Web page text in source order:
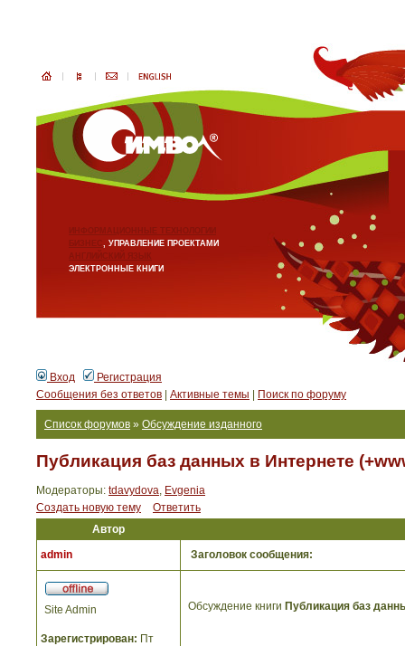
ИНФОРМАЦИОННЫЕ ТЕХНОЛОГИИ
БИЗНЕС, УПРАВЛЕНИЕ ПРОЕКТАМИ
АНГЛИЙСКИЙ ЯЗЫК
ЭЛЕКТРОННЫЕ КНИГИ
Вход
Регистрация
Сообщения без ответов
Активные темы Поиск по форуму
Список форумов » Обсуждение изданного
Публикация баз данных в Интернете
Модераторы: tdavydova, Evgenia
Создать новую тему
Ответить
Автор
admin
Заголовок сообщения:
Site Admin
Зарегистрирован: Пт
Обсуждение книги Публикация баз